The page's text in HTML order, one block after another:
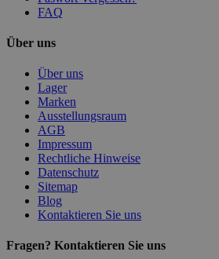
FAQ
Über uns
Über uns
Lager
Marken
Ausstellungsraum
AGB
Impressum
Rechtliche Hinweise
Datenschutz
Sitemap
Blog
Kontaktieren Sie uns
Fragen? Kontaktieren Sie uns